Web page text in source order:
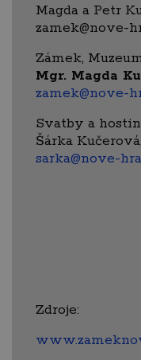
Magda a Petr
zamek@nove-
Zámek,
Mgr. Magda
zamek@nove-
Svatby a
Šárka
sarka@nove-
Zdroje: